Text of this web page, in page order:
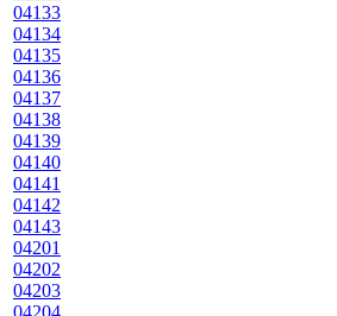
04133
04134
04135
04136
04137
04138
04139
04140
04141
04142
04143
04201
04202
04203
04204